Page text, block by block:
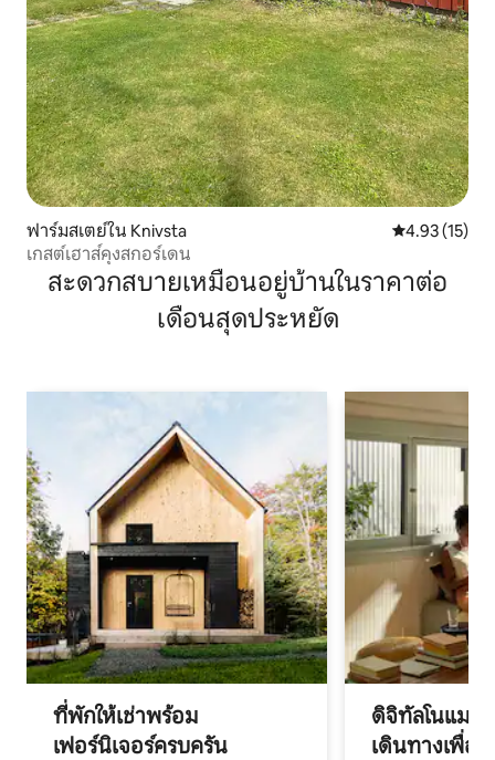
ฟาร์มสเตย์ใน Knivsta คะแนนเฉลี่ย
4.93 (15)
เกสต์เฮาส์คุงสกอร์เดน
สะดวกสบายเหมือนอยู่บ้านในราคาต่อ
เดือนสุดประหยัด
ที่พักให้เช่าพร้อม
เฟอร์นิเจอร์ครบครัน
ดิจิทัลโนแมด
เดินทางเพื่อ